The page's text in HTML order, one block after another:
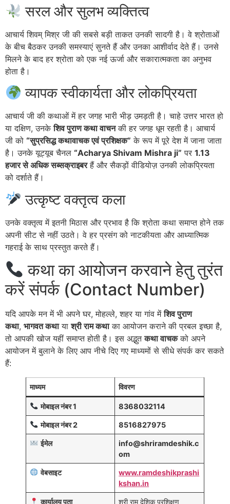
सरल और सुलभ व्यक्तित्व
आचार्य शिवम् मिश्र जी की सबसे बड़ी ताकत उनकी सादगी है। वे श्रोताओं
के बीच बैठकर उनकी समस्याएं सुनते हैं और उनका आशीर्वाद देते हैं। उनसे
मिलने के बाद हर श्रोता को एक नई ऊर्जा और सकारात्मकता का अनुभव
होता है।
व्यापक स्वीकार्यता और लोकप्रियता
आचार्य जी की कथाओं में हर जगह भारी भीड़ उमड़ती है। चाहे उत्तर भारत हो
या दक्षिण, उनकेशिव पुराण कथा वाचनकी हर जगह धूम रहती है। आचार्य
जी को “सुप्रसिद्ध कथावाचक एवं प्रशिक्षक” के रूप में पूरे देश में जाना जाता
है। उनके यूट्यूब चैनल “Acharya Shivam Mishra ji” पर 1.13
हजार से अधिक सब्सक्राइबरहैं और सैकड़ों वीडियोज़ उनकी लोकप्रियता
को दर्शाते हैं।
उत्कृष्ट वक्तृत्व कला
उनके वक्तृत्व में इतनी मिठास और प्रभाव है कि श्रोता कथा समाप्त होने तक
अपनी सीट से नहीं उठते। वे हर प्रसंग को नाटकीयता और आध्यात्मिक
गहराई के साथ प्रस्तुत करते हैं।
कथा का आयोजन करवाने हेतु तुरंत
करें संपर्क (Contact Number)
यदि आपके मन में भी अपने घर, मोहल्ले, शहर या गांव मेंशिव पुराण
कथा, भागवत कथायाश्री राम कथाका आयोजन कराने की प्रबल इच्छा है,
तो आपकी खोज यहीं समाप्त होती है। इस अद्भुतकथा वाचकको अपने
आयोजन में बुलाने के लिए आप नीचे दिए गए माध्यमों से सीधे संपर्क कर सकते
हैं:
माध्यम विवरण
मोबाइल नंबर 1 8368032114
मोबाइल नंबर 2 8516827975
ईमेल
info@shriramdeshik.c
om
वेबसाइट
www.ramdeshikprashi
kshan.in
कार्यालय पता श्री राम देशिक प्रशिक्षण